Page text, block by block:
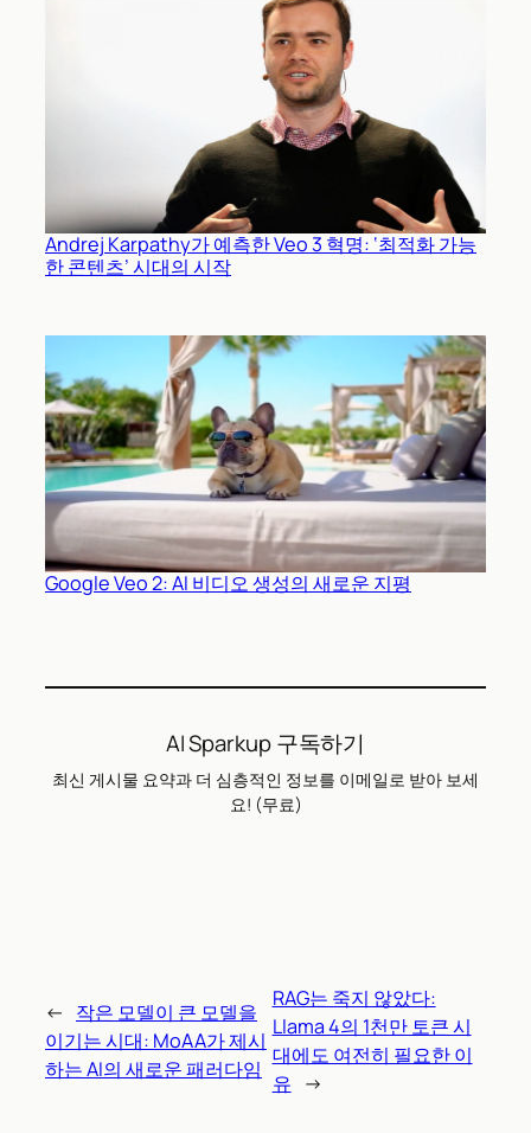
Andrej Karpathy가 예측한 Veo 3 혁명: ‘최적화 가능
한 콘텐츠’ 시대의 시작
Google Veo 2: AI 비디오 생성의 새로운 지평
AI Sparkup 구독하기
최신 게시물 요약과 더 심층적인 정보를 이메일로 받아 보세
요! (무료)
← 작은 모델이 큰 모델을
이기는 시대: MoAA가 제시
하는 AI의 새로운 패러다임
RAG는 죽지 않았다:
Llama 4의 1천만 토큰 시
대에도 여전히 필요한 이
유 →